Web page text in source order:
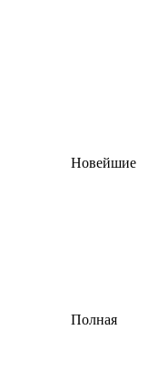
Новейшие
Полная